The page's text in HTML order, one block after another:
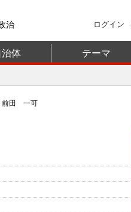
治
ログイン
治体 テーマ
田 一可